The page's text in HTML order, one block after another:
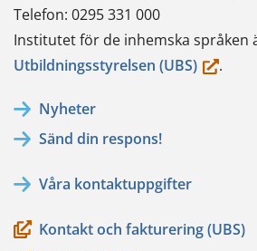
Telefon: 0295 331 000
Institutet för de inhemska språken
Utbildningsstyrelsen (UBS)(du.
Nyheter
Sänd din respons!
Våra kontaktuppgifter
Kontakt och fakturering (UBS)